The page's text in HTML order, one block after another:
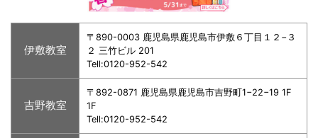
伊敷教室
〒890-0003 鹿児島県鹿児島市伊敷６丁目１２−３
２ 三竹ビル 201
Tell:0120-952-542
吉野教室
〒892-0871 鹿児島県鹿児島市吉野町1−22−19 1F
1F
Tell:0120-952-542